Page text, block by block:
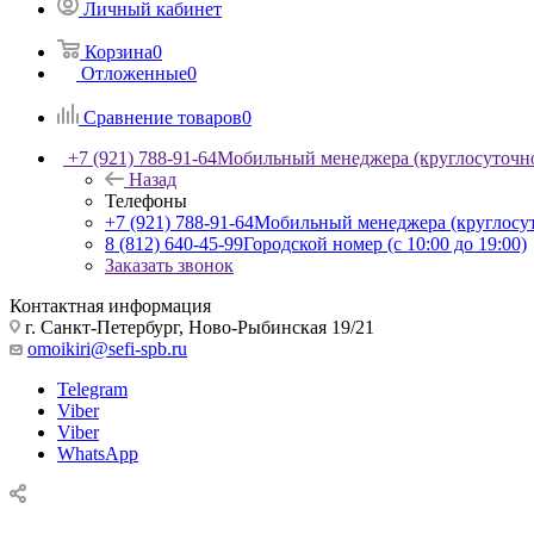
Личный кабинет
Корзина0
Отложенные0
Сравнение товаров0
+7 (921) 788-91-64Мобильный менеджера
Назад
Телефоны
+7 (921) 788-91-64Мобильный менеджера
8 (812) 640-45-99Городской номер (с 10:00 до 19:00)
Заказать звонок
Контактная информация
г. Санкт-Петербург, Ново-Рыбинская 19/21
omoikiri@sefi-spb.ru
Telegram
Viber
Viber
WhatsApp